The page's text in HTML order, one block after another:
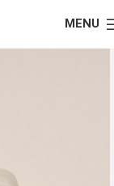
MENU